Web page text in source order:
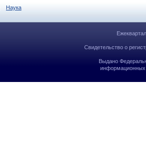
Наука
Свидетельство о
Выдано
информационных